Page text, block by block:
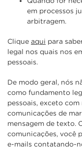
em processos
arbitragem.
Clique aqui para
legal nos quais nos
pessoais.
De modo geral, nós
como fundamento
pessoais, exceto
comunicações de
mensagem de texto.
comunicações, você
e-mails contatando-